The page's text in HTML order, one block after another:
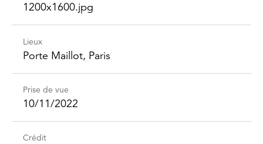
1200x1600.jpg
Lieux
Porte Maillot, Paris
Prise de vue
10/11/2022
Crédit